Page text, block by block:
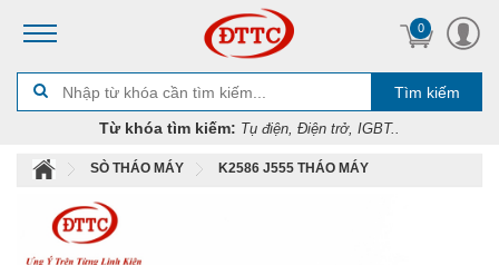
0
Tìm kiếm
Từ khóa tìm kiếm: Tụ điện, Điện trở, IGBT..
SÒ THÁO MÁY K2586 J555 THÁO MÁY